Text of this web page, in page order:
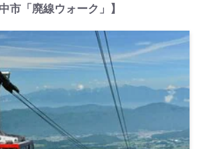
市「廃線ウォーク」】